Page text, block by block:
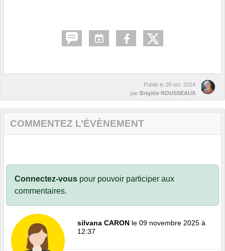
Publié le 28 oct. 2024
par Brigitte ROUSSEAUX
COMMENTEZ L’ÉVÈNEMENT
Connectez-vous pour pouvoir participer aux
commentaires.
silvana CARON le 09 novembre 2025 à
12:37